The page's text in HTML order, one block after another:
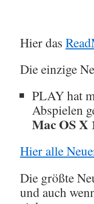
Hier das
Die einzige
PLAY hat
Abspielen
Mac OS X
Hier alle
Die größte
und auch